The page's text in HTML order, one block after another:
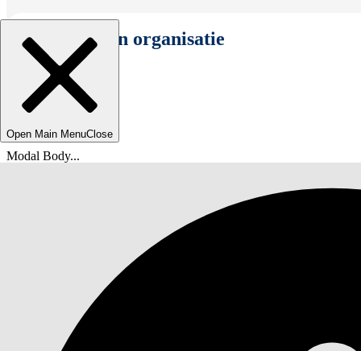
Selecteer een organisatie
Open Main MenuClose
Modal Body...
U bent hier: